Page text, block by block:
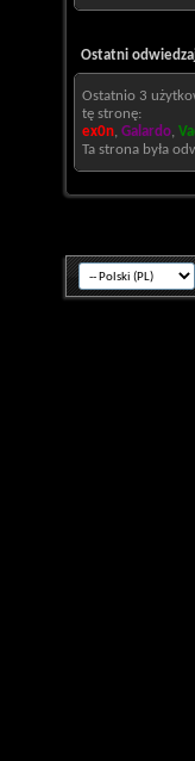
Ostatni
Ostatnio 3
tę stronę:
ex0n, Galardo,
Ta strona była